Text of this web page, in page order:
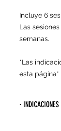
Incluye 6
Las
semanas.
*Las
esta página*
· INDICACIONES